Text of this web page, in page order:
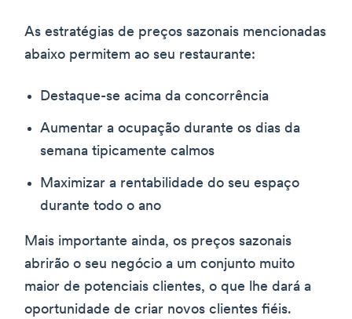
As estratégias de preços sazonais mencionadas
abaixo permitem ao seu restaurante:
Destaque-se acima da concorrência
Aumentar a ocupação durante os dias da
semana tipicamente calmos
Maximizar a rentabilidade do seu espaço
durante todo o ano
Mais importante ainda, os preços sazonais
abrirão o seu negócio a um conjunto muito
maior de potenciais clientes, o que lhe dará a
oportunidade de criar novos clientes fiéis.